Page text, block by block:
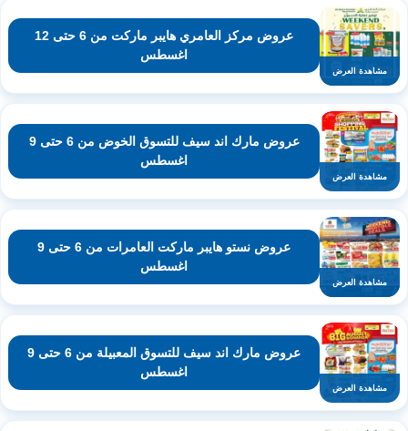
مشاهدة العرض
عروض مركز العامري هايبر ماركت من 6 حتى 12
اغسطس
مشاهدة العرض
عروض مارك اند سيف للتسوق الخوض من 6 حتى 9
اغسطس
مشاهدة العرض
عروض نستو هايبر ماركت العامرات من 6 حتى 9
اغسطس
مشاهدة العرض
عروض مارك اند سيف للتسوق المعبيلة من 6 حتى 9
اغسطس